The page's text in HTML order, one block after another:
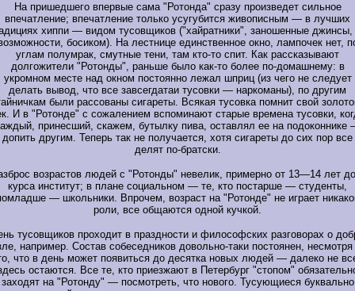
На пришедшего впервые сама "Ротонда" сразу произведет сильное
впечатление; впечатление только усугубится живописным — в лучших
хиппи — видом тусовщиков ("хайратники", заношенные джинсы,
босиком). На лестнице единственное окно, лампочек нет,
углам полумрак, смутные тени, там кто-то спит. Как рассказывают
долгожители "Ротонды", раньше было как-то более по-домашнему: в
укромном месте над окном постоянно лежал шприц (из чего не следует
делать вывод, что все завсегдатаи тусовки — наркоманы), по другим
были рассованы сигареты. Всякая тусовка помнит свой
И в "Ротонде" с сожалением вспоминают старые времена тусовки,
принесший, скажем, бутылку пива, оставлял ее на подоконнике
допить другим. Теперь так не получается, хотя сигареты до сих пор все
делят по-братски.
возрастов людей с "Ротонды" невелик, примерно от 13—14 лет
курса институт; в плане социальном — те, кто постарше — студенты,
— школьники. Впрочем, возраст на "Ротонде" не играет
роли, все общаются одной кучкой.
тусовщиков проходит в праздности и философских разговорах о
например. Состав собеседников довольно-таки постоянен, несмотря
что в день может появиться до десятка новых людей — далеко не
остаются. Все те, кто приезжают в Петербург "стопом"
заходят на "Ротонду" — посмотреть, что нового. Тусующиеся буквально